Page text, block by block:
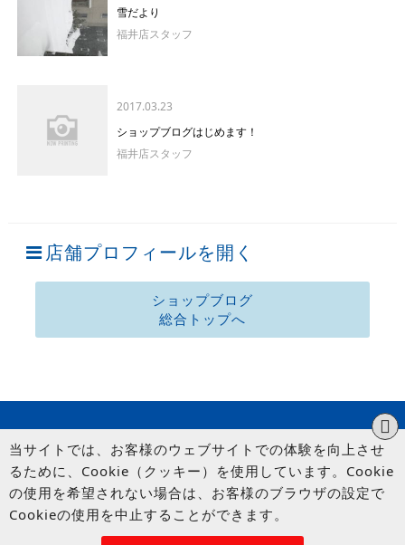
雪だより
福井店スタッフ
2017.03.23
ショップブログはじめます！
福井店スタッフ
店舗プロフィールを開く
ショップブログ
総合トップへ
© UP GARAGE GROUP Co., Ltd.
当サイトでは、お客様のウェブサイトでの体験を向上させ
るために、Cookie（クッキー）を使用しています。Cookie
の使用を希望されない場合は、お客様のブラウザの設定で
Cookieの使用を中止することができます。